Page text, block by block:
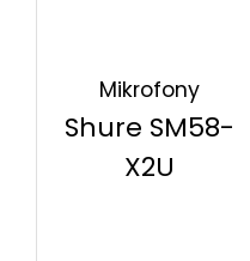
Mikrofony
Shure SM58-
X2U